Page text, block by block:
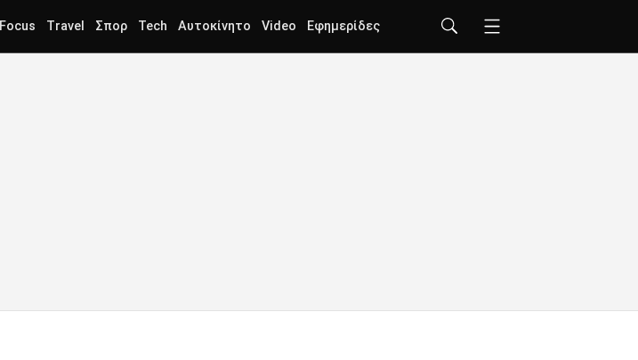
Focus Travel Σπορ Tech Αυτοκίνητο Video Εφημερίδες